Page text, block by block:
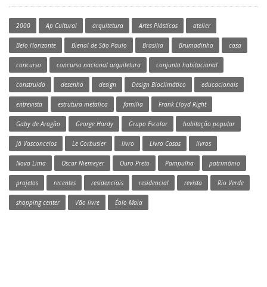
2000 Ap Cultural arquitetura Artes Plásticas atelier
Belo Horizonte Bienal de São Paulo Brasília Brumadinho casa
concurso concurso nacional arquitetura conjunto habitacional
construído desenho design Design Bioclimático educacionais
entrevista estrutura metalica família Frank Lloyd Right
Gaby de Aragão George Hardy Grupo Escolar habitação popular
Jô Vasconcelos Le Corbusier livro Livro Casas livros
Nova Lima Oscar Niemeyer Ouro Preto Pampulha patrimônio
projetos recentes residenciais residencial revista Rio Verde
shopping center Vão livre Éolo Maia